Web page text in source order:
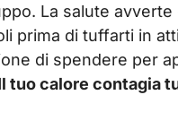
La salute
prima di tuffarti in
di spendere per
tuo calore contagia